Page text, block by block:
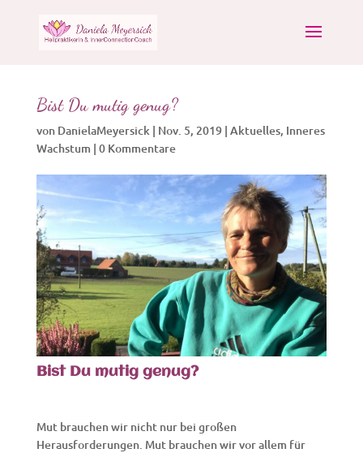
Bist Du mutig genug?
von DanielaMeyersick| Nov. 5, 2019| Aktuelles, Inneres
Wachstum | 0 Kommentare
Bist Du mutig genug?
Mut brauchen wir nicht nur bei großen
Herausforderungen. Mut brauchen wir vor allem für